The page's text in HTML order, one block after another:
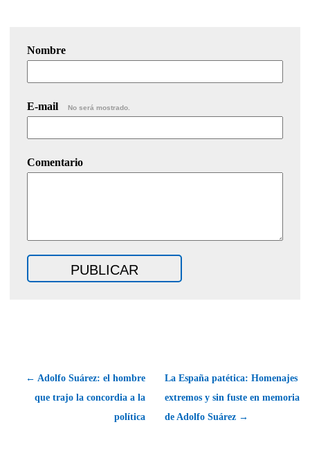
Nombre
E-mail No será mostrado.
Comentario
← Adolfo Suárez: el hombre
que trajo la concordia a la
política
La España patética: Homenajes
extremos y sin fuste en memoria
de Adolfo Suárez →